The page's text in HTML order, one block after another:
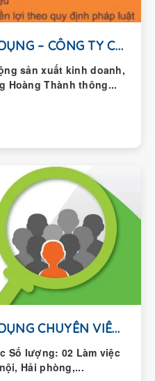
THÔNG BÁO TUYỂN DỤNG – CÔNG TY CỔ...
sản xuất kinh doanh,
Hoàng Thành thông...
THÔNG BÁO TUYỂN DỤNG CHUYÊN VIÊN TRẮC ĐẠC
Số lượng: 02 Làm việc
Hải phòng,...